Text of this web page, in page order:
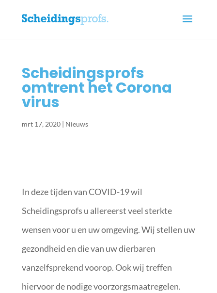
Scheidingsprofs
omtrent het Corona
virus
mrt 17, 2020| Nieuws
In deze tijden van COVID-19 wil
Scheidingsprofs u allereerst veel sterkte
wensen voor u en uw omgeving. Wij stellen uw
gezondheid en die van uw dierbaren
vanzelfsprekend voorop. Ook wij treffen
hiervoor de nodige voorzorgsmaatregelen.